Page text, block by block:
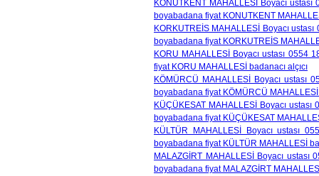
KONUTKENT MAHALLESİ Boyacı
boyabadana fiyat KONUTKENT
KORKUTREİS MAHALLESİ Boyacı
boyabadana fiyat KORKUTREİS
KORU MAHALLESİ Boyacı ustası 0554
fiyat KORU MAHALLESİ badanacı alçıcı
KÖMÜRCÜ MAHALLESİ Boyacı ustası
boyabadana fiyat KÖMÜRCÜ MAHALLESİ
KÜÇÜKESAT MAHALLESİ Boyacı
boyabadana fiyat KÜÇÜKESAT
KÜLTÜR MAHALLESİ Boyacı ustası
boyabadana fiyat KÜLTÜR MAHALLESİ
MALAZGİRT MAHALLESİ Boyacı
boyabadana fiyat MALAZGİRT